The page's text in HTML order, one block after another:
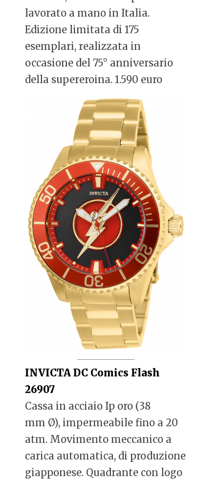
lavorato a mano in Italia.
Edizione limitata di 175
esemplari, realizzata in
occasione del 75° anniversario
della supereroina. 1.590 euro
INVICTA DC Comics Flash
26907
Cassa in acciaio Ip oro (38
mm Ø), impermeabile fino a 20
atm. Movimento meccanico a
carica automatica, di produzione
giapponese. Quadrante con logo